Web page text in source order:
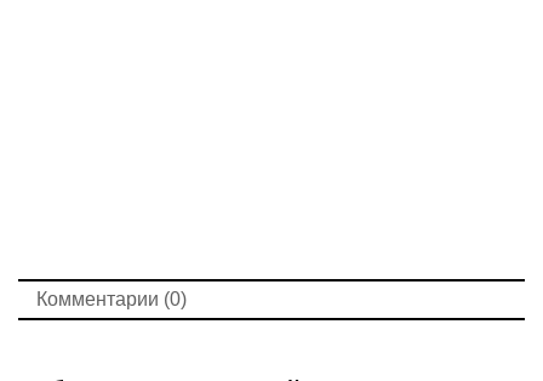
Комментарии (0)